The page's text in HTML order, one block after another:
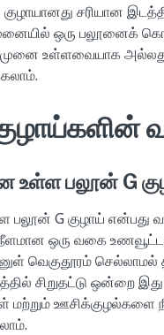
சரியான
ஒரு பலூனைக்
உள்ளவையாக அல்லது
உள்ள பலூன் G
G குழாய் என்பது
நீளமான ஒரு வகை
வெகுதூரம் செல்லாமல்
சிறுதட்டு ஒன்றை
ஊசிக்குழல்களை